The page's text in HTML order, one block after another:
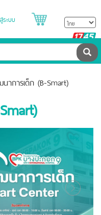
ระบบ
ค้น
าการเด็ก (B-Smart)